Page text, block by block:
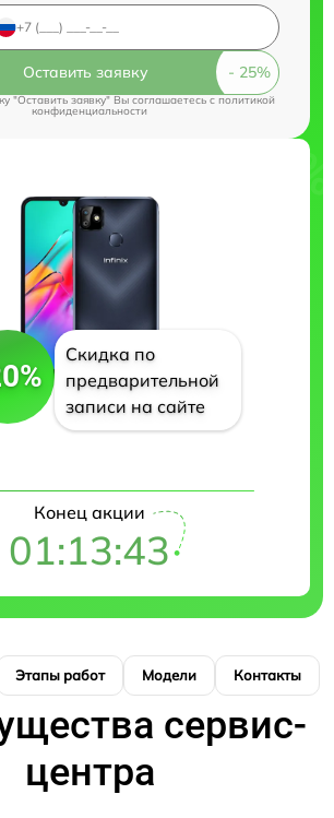
Оставить заявку
"Оставить заявку" Вы соглашаетесь cполитикой
конфиденциальности
Скидка по
предварительной
записи на сайте
Конец акции
01:13:43
Этапы работ Модели Контакты
сервис-
центра